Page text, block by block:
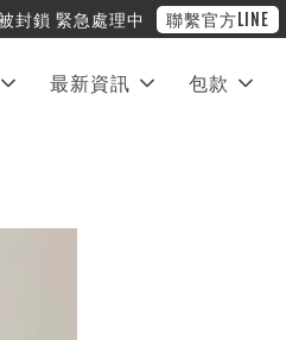
❤︎ 全館滿兩萬享免運
最新資訊 包款